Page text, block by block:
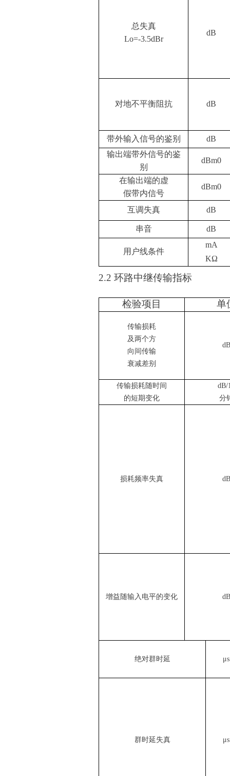
总失真
Lo=-3.5dBr
dB
对地不平衡阻抗 dB
带外输入信号的鉴别
dB
输出端带外信号的鉴
别
dBm0
在输出端的虚
假带内信号
dBm0
互调失真 dB
串音 dB
用户线条件
mA
KΩ
2.2 环路中继传
检验项目 单
传输损耗
及两个方
向间传输
衰减差别
dB
传输损耗随时间
的短期变化
dB/
分
损耗频率失真 dB
增益随输入电平的变化 dB
绝对群时延 μs
群时延失真 μs